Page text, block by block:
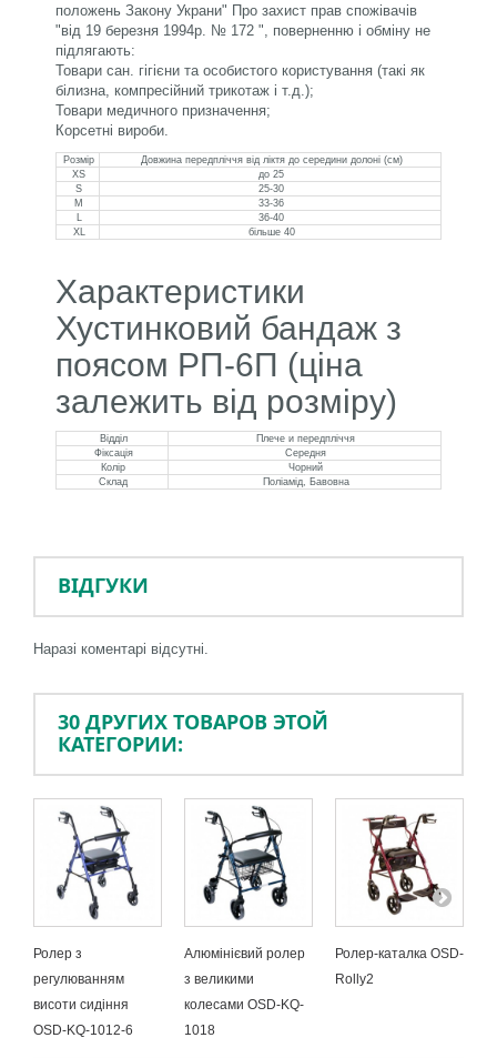
положень Закону Украни" Про захист прав спожівачiв
"вiд 19 березня 1994р. № 172 ", поверненню і обміну не
підлягають:
Товари сан. гігієни та особистого користування (такі як
білизна, компресійний трикотаж і т.д.);
Товари медичного призначення;
Корсетні вироби.
Розмір
Довжина передпліччя від ліктя до середини долоні (см)
XS
до 25
S
25-30
M
33-36
36-40
XL
більше 40
Характеристики
Хустинковий бандаж з
поясом РП-6П (ціна
залежить від розміру)
Відділ
Плече и передпліччя
Фіксація
Середня
Колір
Чорний
Склад
Поліамід, Бавовна
ВІДГУКИ
Наразі коментарі відсутні.
30 ДРУГИХ ТОВАРОВ ЭТОЙ
КАТЕГОРИИ:
Ролер з
регулюванням
висоти сидіння
OSD-KQ-1012-6
Алюмінієвий ролер
з великими
колесами OSD-KQ-
1018
Ролер-каталка OSD-
Rolly2